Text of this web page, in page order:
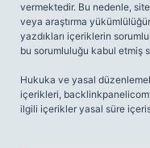
vermektedir. Bu nedenle,
veya araştırma
yazdıkları içeriklerin
bu sorumluluğu kabul etmiş
Hukuka ve yasal
içerikleri,
ilgili içerikler yasal süre